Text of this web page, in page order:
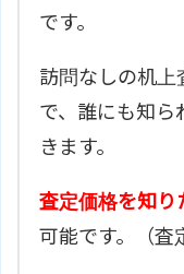
です。
訪問なしの机上
で、誰にも知ら
きます。
査定価格を知り
可能です。（査